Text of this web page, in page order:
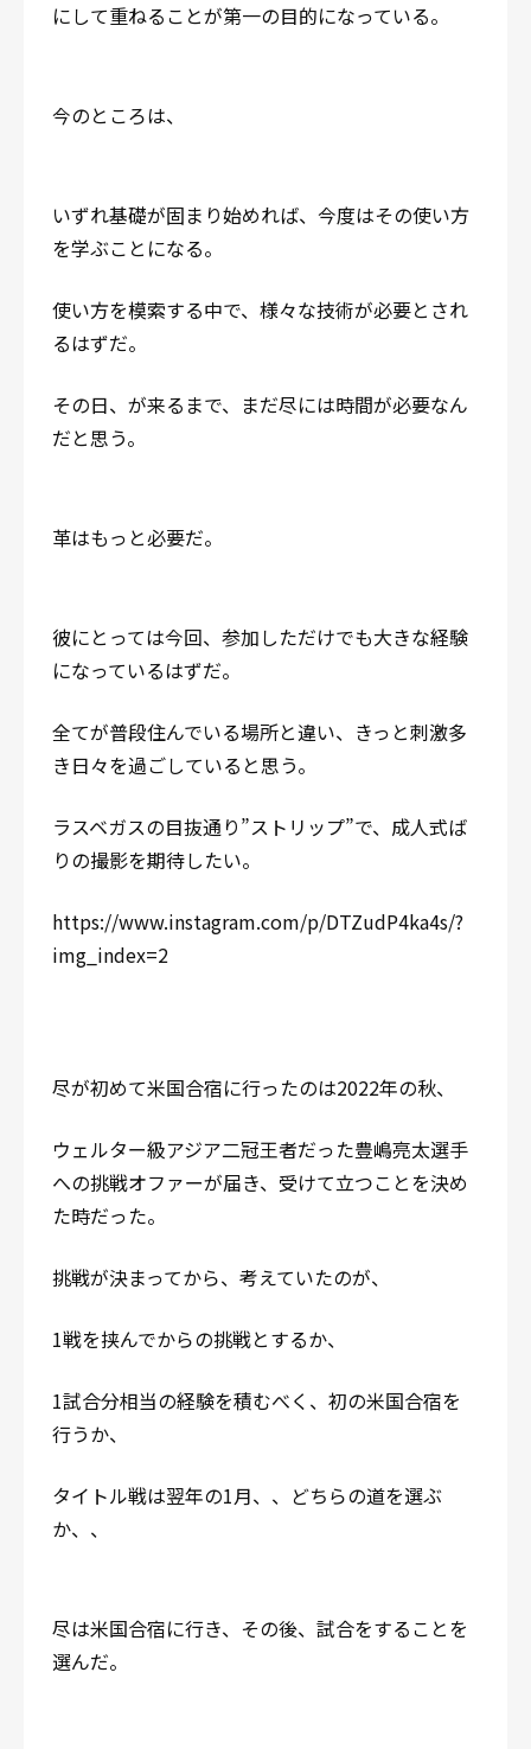
にして重ねることが第一の目的になっている。
今のところは、
いずれ基礎が固まり始めれば、今度はその使い方
を学ぶことになる。
使い方を模索する中で、様々な技術が必要とされ
るはずだ。
その日、が来るまで、まだ尽には時間が必要なん
だと思う。
革はもっと必要だ。
彼にとっては今回、参加しただけでも大きな経験
になっているはずだ。
全てが普段住んでいる場所と違い、きっと刺激多
き日々を過ごしていると思う。
ラスベガスの目抜通り”ストリップ”で、成人式ば
りの撮影を期待したい。
https://www.instagram.com/p/DTZudP4ka4s/?
img_index=2
尽が初めて米国合宿に行ったのは2022年の秋、
ウェルター級アジア二冠王者だった豊嶋亮太選手
への挑戦オファーが届き、受けて立つことを決め
た時だった。
挑戦が決まってから、考えていたのが、
1戦を挟んでからの挑戦とするか、
1試合分相当の経験を積むべく、初の米国合宿を
行うか、
タイトル戦は翌年の1月、、どちらの道を選ぶ
か、、
尽は米国合宿に行き、その後、試合をすることを
選んだ。